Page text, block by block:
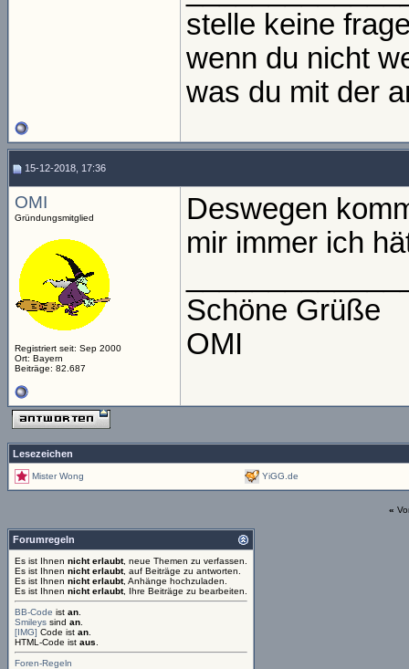
stelle keine
wenn du nicht
was du mit der
15-12-2018, 17:36
OMI
Gründungsmitglied
Registriert seit: Sep 2000
Ort: Bayern
Beiträge: 82.687
Deswegen
mir immer ich
Schöne Grüße
OMI
Lesezeichen
Mister Wong YiGG.de
«
Forumregeln
Es ist Ihnen nicht erlaubt, neue Themen zu verfassen.
Es ist Ihnen nicht erlaubt, auf Beiträge zu antworten.
Es ist Ihnen nicht erlaubt, Anhänge hochzuladen.
Es ist Ihnen nicht erlaubt, Ihre Beiträge zu bearbeiten.
BB-Code ist an
Smileys sind an
[IMG] Code ist an
HTML-Code ist aus
Foren-Regeln